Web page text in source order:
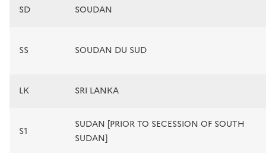
SD SOUDAN
SS SOUDAN DU SUD
LK SRI LANKA
S1
SUDAN [PRIOR TO SECESSION OF SOUTH
SUDAN]